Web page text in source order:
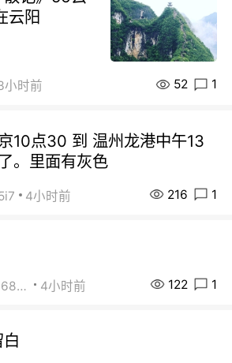
云阳
小时前 52 1
10点30 到 温州龙港中午13
。里面有灰色
4小时前 216 1
街友49168527 4小时前 122 1